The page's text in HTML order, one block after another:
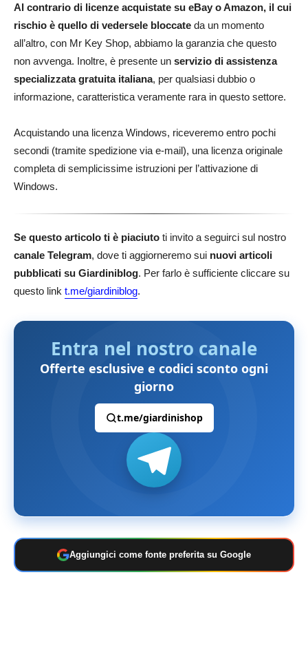
Al contrario di licenze acquistate su eBay o Amazon, il cui
rischio è quello di vedersele bloccate da un momento
all’altro, con Mr Key Shop, abbiamo la garanzia che questo
non avvenga. Inoltre, è presente un servizio di assistenza
specializzata gratuita italiana, per qualsiasi dubbio o
informazione, caratteristica veramente rara in questo settore.
Acquistando una licenza Windows, riceveremo entro pochi
secondi (tramite spedizione via e-mail), una licenza originale
completa di semplicissime istruzioni per l’attivazione di
Windows.
Se questo articolo ti è piaciuto ti invito a seguirci sul nostro
canale Telegram, dove ti aggiorneremo sui nuovi articoli
pubblicati su Giardiniblog. Per farlo è sufficiente cliccare su
questo link t.me/giardiniblog.
Entra nel nostro canale
Offerte esclusive e codici sconto ogni
giorno
t.me/giardinishop
Aggiungici come fonte preferita su Google